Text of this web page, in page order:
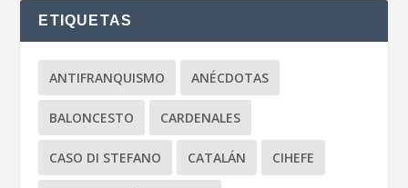
ETIQUETAS
ANTIFRANQUISMO ANÉCDOTAS
BALONCESTO CARDENALES
CASO DI STEFANO CATALÁN CIHEFE